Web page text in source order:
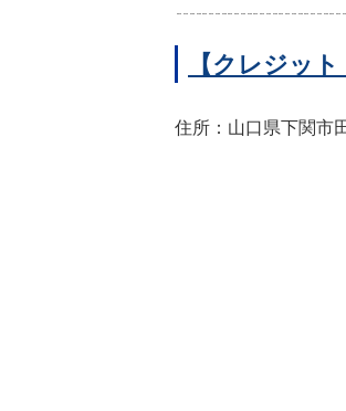
【クレジッ
住所：山口県下関市